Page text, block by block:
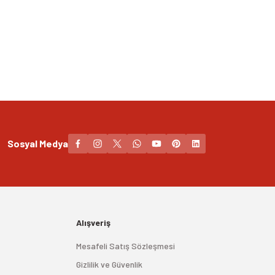
Sosyal Medya
Alışveriş
Mesafeli Satış Sözleşmesi
Gizlilik ve Güvenlik